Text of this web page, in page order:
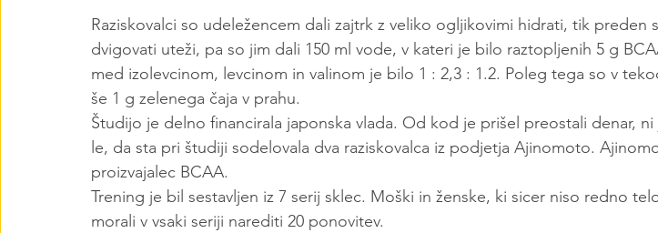
Raziskovalci so udeležencem dali zajtrk z veliko ogljikovimi hidrati, tik preden
dvigovati uteži, pa so jim dali 150 ml vode, v kateri je bilo raztopljenih 5 g
med izolevcinom, levcinom in valinom je bilo 1 : 2,3 : 1.2. Poleg tega so v
še 1 g zelenega čaja v prahu.
Študijo je delno financirala japonska vlada. Od kod je prišel preostali denar, ni
le, da sta pri študiji sodelovala dva raziskovalca iz podjetja Ajinomoto.
proizvajalec BCAA.
Trening je bil sestavljen iz 7 serij sklec. Moški in ženske, ki sicer niso redno
morali v vsaki seriji narediti 20 ponovitev.